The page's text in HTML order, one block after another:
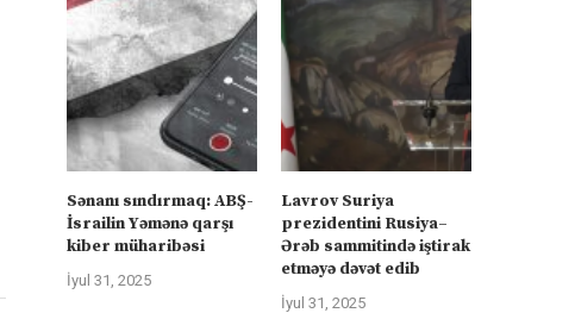
Sənanı sındırmaq: ABŞ-
İsrailin Yəmənə qarşı
kiber müharibəsi
İyul 31, 2025
Lavrov Suriya
prezidentini Rusiya–
Ərəb sammitində iştirak
etməyə dəvət edib
İyul 31, 2025